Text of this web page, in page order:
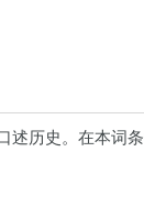
述历史。在本词